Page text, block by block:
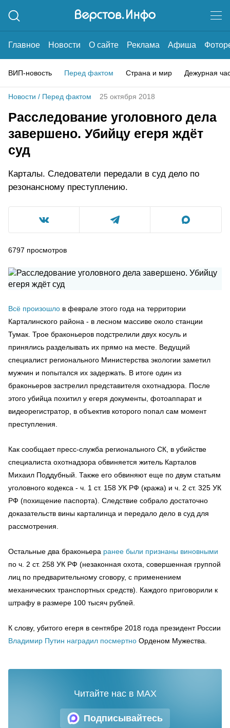
Главное Новости О сайте Реклама Афиша
ВИП-новость Перед фактом Страна и мир Дежурная
Новости / Перед фактом 25 октября 2018
Расследование уголовного дела
завершено. Убийцу егеря ждёт
суд
Карталы. Следователи передали в суд дело по
резонансному преступлению.
6797 просмотров
Всё произошло в феврале этого года на территории
Карталинского района - в лесном массиве около станции
Тумак. Трое браконьеров подстрелили двух косуль и
принялись разделывать их прямо на месте. Ведущий
специалист регионального Министерства экологии заметил
мужчин и попытался их задержать. В итоге один из
браконьеров застрелил представителя охотнадзора. После
этого убийца похитил у егеря документы, фотоаппарат и
видеорегистратор, в объектив которого попал сам момент
преступления.
Как сообщает пресс-служба регионального СК, в убийстве
специалиста охотнадзора обвиняется житель Карталов
Михаил Поддубный. Также его обвиняют еще по двум статьям
уголовного кодекса - ч. 1 ст. 158 УК РФ (кража) и ч. 2 ст. 325 УК
РФ (похищение паспорта). Следствие собрало достаточно
доказательств вины карталинца и передало дело в суд для
рассмотрения.
Остальные два браконьера ранее были признаны виновными
по ч. 2 ст. 258 УК РФ (незаконная охота, совершенная группой
лиц по предварительному сговору, с применением
механических транспортных средств). Каждого приговорили к
штрафу в размере 100 тысяч рублей.
К слову, убитого егеря в сентябре 2018 года президент России
Владимир Путин наградил посмертно Орденом Мужества.
Подписывайтесь
Читайте нас в MAX